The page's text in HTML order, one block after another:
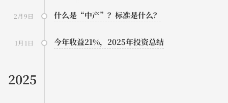
2月9日 什么是“中产”？标准是什么？
1月1日 今年收益21%，2025年投资总结
2025